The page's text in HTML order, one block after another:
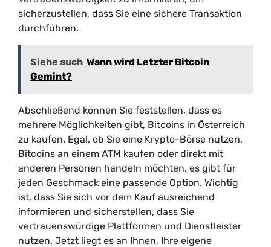
sicherzustellen, dass Sie eine sichere Transaktion
durchführen.
Siehe auch Wann wird Letzter Bitcoin
Gemint?
Abschließend können Sie feststellen, dass es
mehrere Möglichkeiten gibt, Bitcoins in Österreich
zu kaufen. Egal, ob Sie eine Krypto-Börse nutzen,
Bitcoins an einem ATM kaufen oder direkt mit
anderen Personen handeln möchten, es gibt für
jeden Geschmack eine passende Option. Wichtig
ist, dass Sie sich vor dem Kauf ausreichend
informieren und sicherstellen, dass Sie
vertrauenswürdige Plattformen und Dienstleister
nutzen. Jetzt liegt es an Ihnen, Ihre eigene